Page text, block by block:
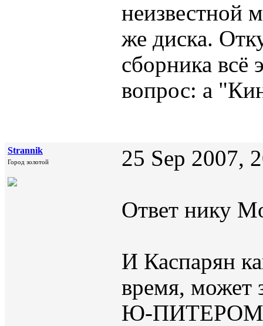
неизвестной
же диска.
сборника всё
вопрос: а
Strannik
Город золотой 25 Sep 2007,
Ответ нику
И Каспарян
время, может
Ю-